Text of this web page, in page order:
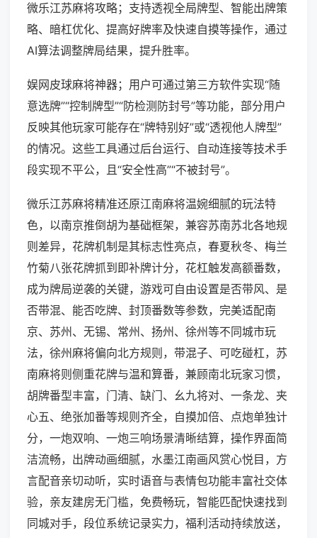
微乐江苏麻将攻略；支持透视全局牌型、智能出牌策
略、暗杠优化、提高好牌率及快速自摸等操作，通过
AI算法调整牌局结果，提升胜率。
娱网皮球麻将神器；用户可通过第三方软件实现“随
意选牌”“控制牌型”“防检测防封号”等功能，部分用户
反映其他玩家可能存在“牌特别好”或“透视他人牌型”
的情况。这些工具通过后台运行、自动连接等技术手
段实现不平公，且“安全性高”“不被封号”。
微乐江苏麻将精准还原江南麻将温婉细腻的玩法特
色，以南京推倒胡为基础框架，兼容苏南苏北各地规
则差异，花牌机制是其标志性亮点，春夏秋冬、梅兰
竹菊八张花牌抓到即补牌计分，花杠触发高额番数，
成为牌局逆袭的关键，游戏可自由设置是否带风、是
否带混、能否吃牌、封顶番数等参数，完美适配南
京、苏州、无锡、常州、扬州、徐州等不同城市玩
法，徐州麻将偏向北方规则，带混子、可吃碰杠，苏
南麻将则侧重花牌与温和算番，兼顾南北玩家习惯，
胡牌番型丰富，门清、缺门、幺九将对、一条龙、夹
心五、绝张加番等规则齐全，自摸加倍、点炮单独计
分，一炮双响、一炮三响场景清晰结算，操作界面简
洁流畅，出牌动画细腻，水墨江南画风赏心悦目，方
言配音亲切动听，实时语音与表情包功能丰富社交体
验，亲友建房无门槛，免费畅玩，智能匹配快速找到
同城对手，段位系统记录实力，福利活动持续放送，